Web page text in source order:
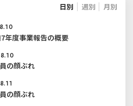
日別 週別 月別
年度事業報告の概要
の顔ぶれ
の顔ぶれ